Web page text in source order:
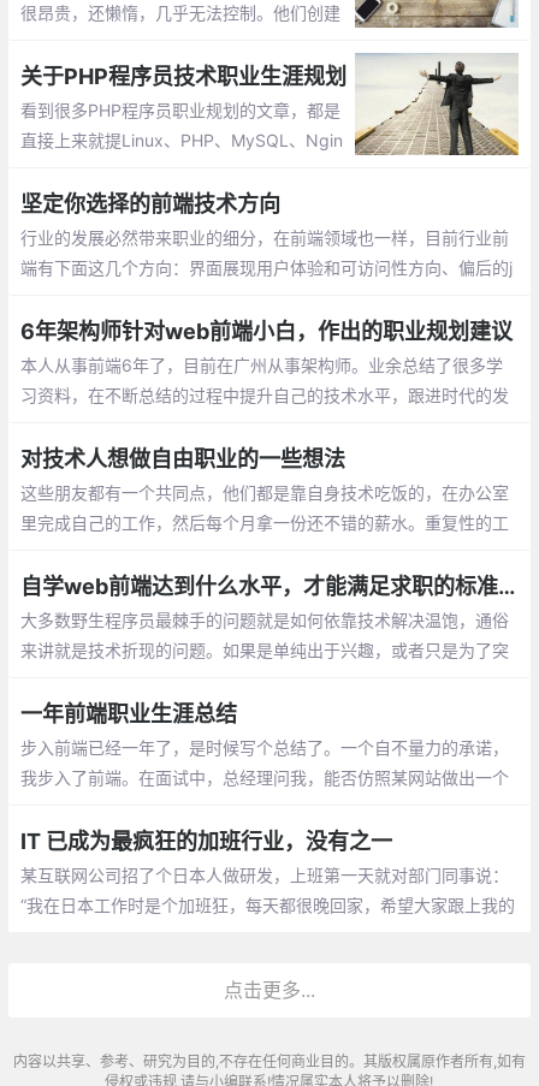
很昂贵，还懒惰，几乎无法控制。他们创建
每月支付一次工资。当然，支付更少的钱总
是更好。然而，有时他们可能会发现他们的
薪水过低并且退出了
关于PHP程序员技术职业生涯规划
看到很多PHP程序员职业规划的文章，都是
直接上来就提Linux、PHP、MySQL、Ngin
就直接上手搭环境、做项目
坚定你选择的前端技术方向
行业的发展必然带来职业的细分，在前端领域也一样，目前行业前
端有下面这几个方向：界面展现用户体验和可访问性方向、偏后的j
6年架构师针对web前端小白，作出的职业规划建议
本人从事前端6年了，目前在广州从事架构师。业余总结了很多学
习资料，在不断总结的过程中提升自己的技术水平，跟进时代的发
对技术人想做自由职业的一些想法
这些朋友都有一个共同点，他们都是靠自身技术吃饭的，在办公室
里完成自己的工作，然后每个月拿一份还不错的薪水。重复性的工
环境中继续下去，想要出来自己做点事情
自学web前端达到什么水平，才能满足求职的标准？
大多数野生程序员最棘手的问题就是如何依靠技术解决温饱，通俗
来讲就是技术折现的问题。如果是单纯出于兴趣，或者只是为了突
关痛痒。但是当上岗成为自学的终极目标和结果时
一年前端职业生涯总结
步入前端已经一年了，是时候写个总结了。一个自不量力的承诺，
我步入了前端。在面试中，总经理问我，能否仿照某网站做出一个
学过，html也知道的可怜
IT 已成为最疯狂的加班行业，没有之一
某互联网公司招了个日本人做研发，上班第一天就对部门同事说：
“我在日本工作时是个加班狂，每天都很晚回家，希望大家跟上我的
点击更多...
内容以共享、参考、研究为目的,不存在任何商业目的。其版权属原作者所有,如有
侵权或违规,请与小编联系!情况属实本人将予以删除!